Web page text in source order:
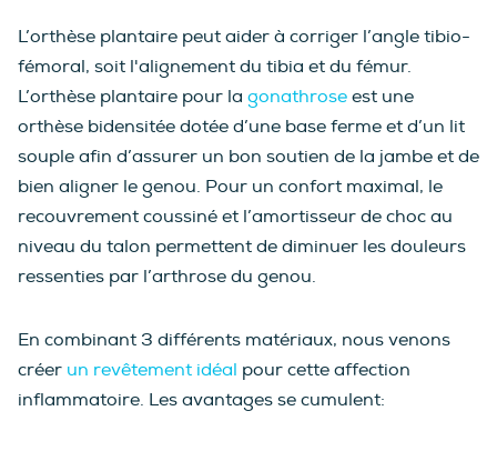
L’orthèse plantaire peut aider à corriger l’angle tibio-
fémoral, soit l'alignement du tibia et du fémur.
L’orthèse plantaire pour la gonathrose est une
orthèse bidensitée dotée d’une base ferme et d’un lit
souple afin d’assurer un bon soutien de la jambe et de
bien aligner le genou. Pour un confort maximal, le
recouvrement coussiné et l’amortisseur de choc au
niveau du talon permettent de diminuer les douleurs
ressenties par l’arthrose du genou.
En combinant 3 différents matériaux, nous venons
créer un revêtement idéal pour cette affection
inflammatoire. Les avantages se cumulent: